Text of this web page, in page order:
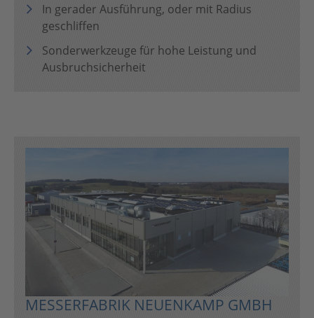
In gerader Ausführung, oder mit Radius
geschliffen
Sonderwerkzeuge für hohe Leistung und
Ausbruchsicherheit
MESSERFABRIK NEUENKAMP GMBH